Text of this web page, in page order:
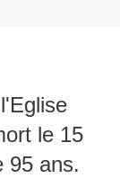
le 15
95 ans.